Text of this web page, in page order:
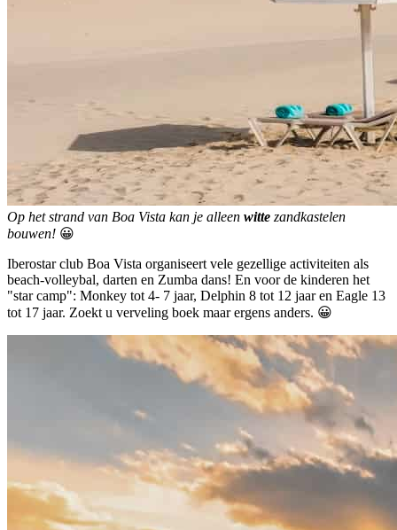
Op het strand van Boa Vista kan je alleen witte zandkastelen
bouwen! 😀
Iberostar club Boa Vista organiseert vele gezellige activiteiten als
beach-volleybal, darten en Zumba dans! En voor de kinderen het
"star camp": Monkey tot 4- 7 jaar, Delphin 8 tot 12 jaar en Eagle 13
tot 17 jaar. Zoekt u verveling boek maar ergens anders. 😀